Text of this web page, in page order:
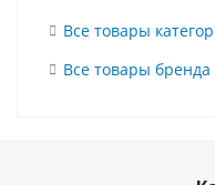
Все товары
Все товары